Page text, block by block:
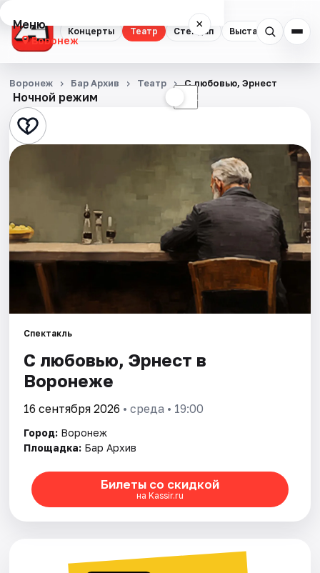
Концерты Театр Стендап Выставки
Меню ×
Воронеж
Концерты
Театр
Стендап
Экскурсии
Спорт
События
Города
Площадки
Рейтинги
Ночной режим ☾
Воронеж Бар Архив Театр С любовью, Эрнест
Спектакль
С любовью, Эрнест в
Воронеже
16 сентября 2026 • среда • 19:00
Город: Воронеж
Площадка: Бар Архив
Билеты со скидкой
на Kassir.ru